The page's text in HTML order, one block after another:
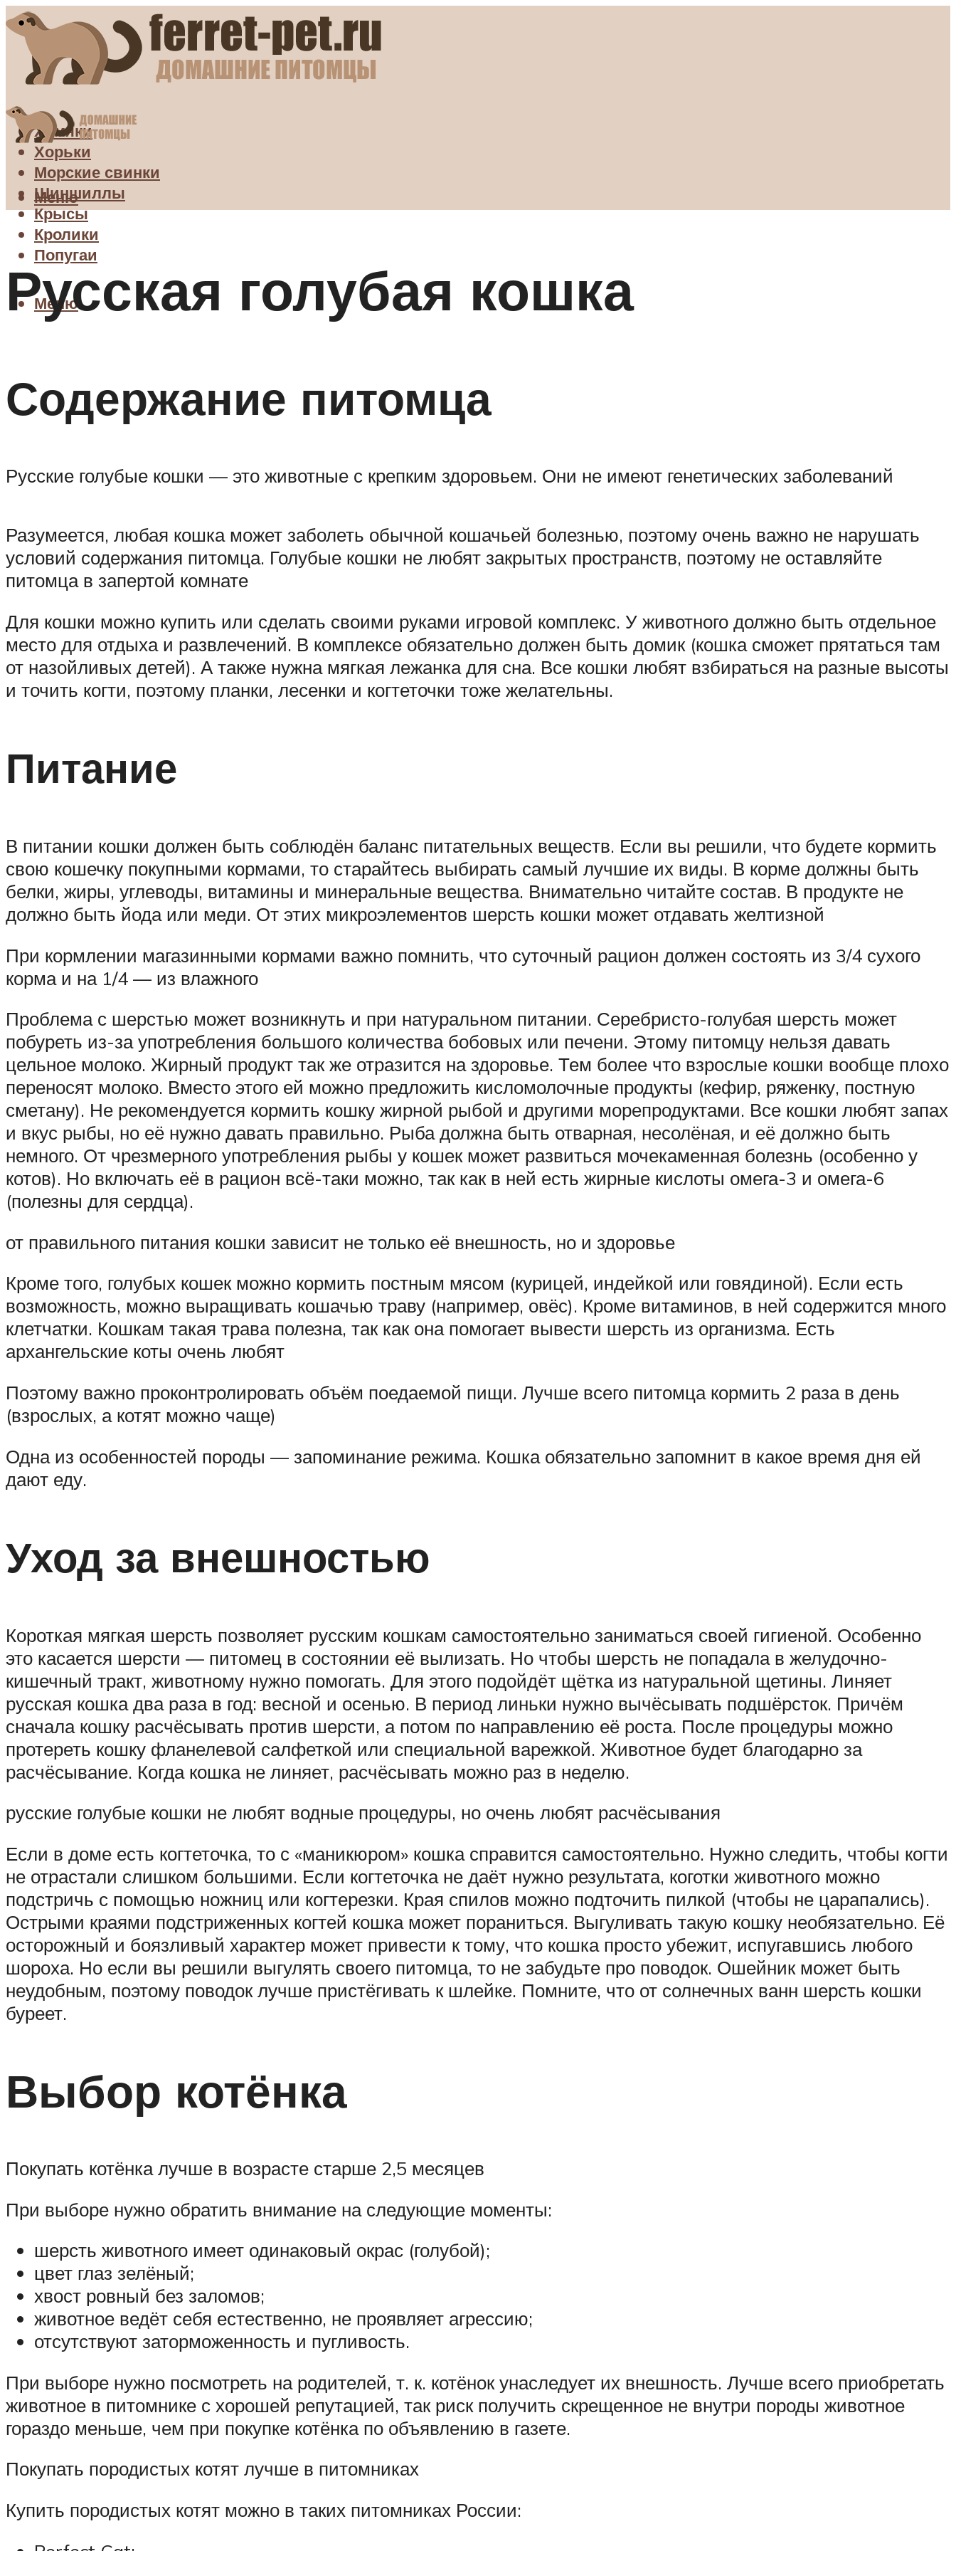
Хомяки
Хорьки
Морские свинки
Шиншиллы
Крысы
Кролики
Попугаи
Меню
Меню
Русская голубая кошка
Содержание питомца
Русские голубые кошки — это животные с крепким здоровьем. Они не имеют генетических заболеваний
Разумеется, любая кошка может заболеть обычной кошачьей болезнью, поэтому очень важно не нарушать
условий содержания питомца. Голубые кошки не любят закрытых пространств, поэтому не оставляйте
питомца в запертой комнате
Для кошки можно купить или сделать своими руками игровой комплекс. У животного должно быть отдельное
место для отдыха и развлечений. В комплексе обязательно должен быть домик (кошка сможет прятаться там
от назойливых детей). А также нужна мягкая лежанка для сна. Все кошки любят взбираться на разные высоты
и точить когти, поэтому планки, лесенки и когтеточки тоже желательны.
Питание
В питании кошки должен быть соблюдён баланс питательных веществ. Если вы решили, что будете кормить
свою кошечку покупными кормами, то старайтесь выбирать самый лучшие их виды. В корме должны быть
белки, жиры, углеводы, витамины и минеральные вещества. Внимательно читайте состав. В продукте не
должно быть йода или меди. От этих микроэлементов шерсть кошки может отдавать желтизной
При кормлении магазинными кормами важно помнить, что суточный рацион должен состоять из 3/4 сухого
корма и на 1/4 — из влажного
Проблема с шерстью может возникнуть и при натуральном питании. Серебристо-голубая шерсть может
побуреть из-за употребления большого количества бобовых или печени. Этому питомцу нельзя давать
цельное молоко. Жирный продукт так же отразится на здоровье. Тем более что взрослые кошки вообще плохо
переносят молоко. Вместо этого ей можно предложить кисломолочные продукты (кефир, ряженку, постную
сметану). Не рекомендуется кормить кошку жирной рыбой и другими морепродуктами. Все кошки любят запах
и вкус рыбы, но её нужно давать правильно. Рыба должна быть отварная, несолёная, и её должно быть
немного. От чрезмерного употребления рыбы у кошек может развиться мочекаменная болезнь (особенно у
котов). Но включать её в рацион всё-таки можно, так как в ней есть жирные кислоты омега-3 и омега-6
(полезны для сердца).
от правильного питания кошки зависит не только её внешность, но и здоровье
Кроме того, голубых кошек можно кормить постным мясом (курицей, индейкой или говядиной). Если есть
возможность, можно выращивать кошачью траву (например, овёс). Кроме витаминов, в ней содержится много
клетчатки. Кошкам такая трава полезна, так как она помогает вывести шерсть из организма. Есть
архангельские коты очень любят
Поэтому важно проконтролировать объём поедаемой пищи. Лучше всего питомца кормить 2 раза в день
(взрослых, а котят можно чаще)
Одна из особенностей породы — запоминание режима. Кошка обязательно запомнит в какое время дня ей
дают еду.
Уход за внешностью
Короткая мягкая шерсть позволяет русским кошкам самостоятельно заниматься своей гигиеной. Особенно
это касается шерсти — питомец в состоянии её вылизать. Но чтобы шерсть не попадала в желудочно-
кишечный тракт, животному нужно помогать. Для этого подойдёт щётка из натуральной щетины. Линяет
русская кошка два раза в год: весной и осенью. В период линьки нужно вычёсывать подшёрсток. Причём
сначала кошку расчёсывать против шерсти, а потом по направлению её роста. После процедуры можно
протереть кошку фланелевой салфеткой или специальной варежкой. Животное будет благодарно за
расчёсывание. Когда кошка не линяет, расчёсывать можно раз в неделю.
русские голубые кошки не любят водные процедуры, но очень любят расчёсывания
Если в доме есть когтеточка, то с «маникюром» кошка справится самостоятельно. Нужно следить, чтобы когти
не отрастали слишком большими. Если когтеточка не даёт нужно результата, коготки животного можно
подстричь с помощью ножниц или когтерезки. Края спилов можно подточить пилкой (чтобы не царапались).
Острыми краями подстриженных когтей кошка может пораниться. Выгуливать такую кошку необязательно. Её
осторожный и боязливый характер может привести к тому, что кошка просто убежит, испугавшись любого
шороха. Но если вы решили выгулять своего питомца, то не забудьте про поводок. Ошейник может быть
неудобным, поэтому поводок лучше пристёгивать к шлейке. Помните, что от солнечных ванн шерсть кошки
буреет.
Выбор котёнка
Покупать котёнка лучше в возрасте старше 2,5 месяцев
При выборе нужно обратить внимание на следующие моменты:
шерсть животного имеет одинаковый окрас (голубой);
цвет глаз зелёный;
хвост ровный без заломов;
животное ведёт себя естественно, не проявляет агрессию;
отсутствуют заторможенность и пугливость.
При выборе нужно посмотреть на родителей, т. к. котёнок унаследует их внешность. Лучше всего приобретать
животное в питомнике с хорошей репутацией, так риск получить скрещенное не внутри породы животное
гораздо меньше, чем при покупке котёнка по объявлению в газете.
Покупать породистых котят лучше в питомниках
Купить породистых котят можно в таких питомниках России: